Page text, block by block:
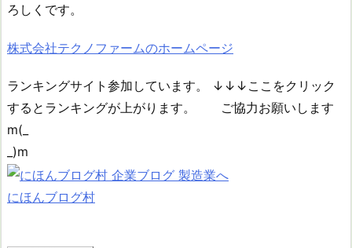
ろしくです。
株式会社テクノファームのホームページ
ランキングサイト参加しています。 ↓↓↓ここをクリック
するとランキングが上がります。 ご協力お願いします
m(_
にほんブログ村